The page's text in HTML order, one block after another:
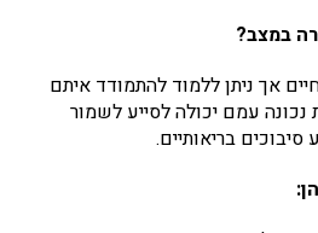
במצב?
אך ניתן ללמוד להתמודד איתם
נכונה עמם יכולה לסייע לשמור
סיבוכים בריאותיים.